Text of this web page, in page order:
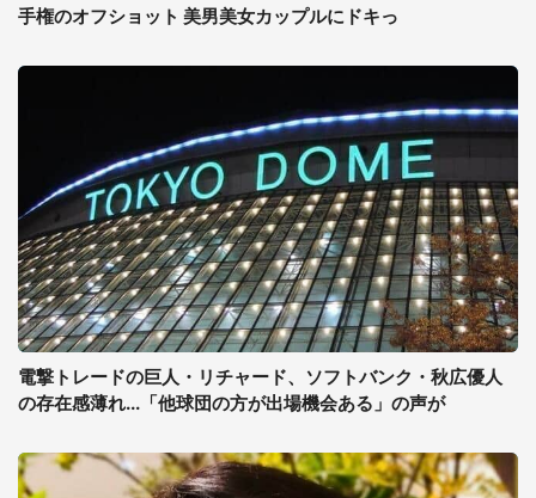
手権のオフショット 美男美女カップルにドキっ
電撃トレードの巨人・リチャード、ソフトバンク・秋広優人
の存在感薄れ...「他球団の方が出場機会ある」の声が